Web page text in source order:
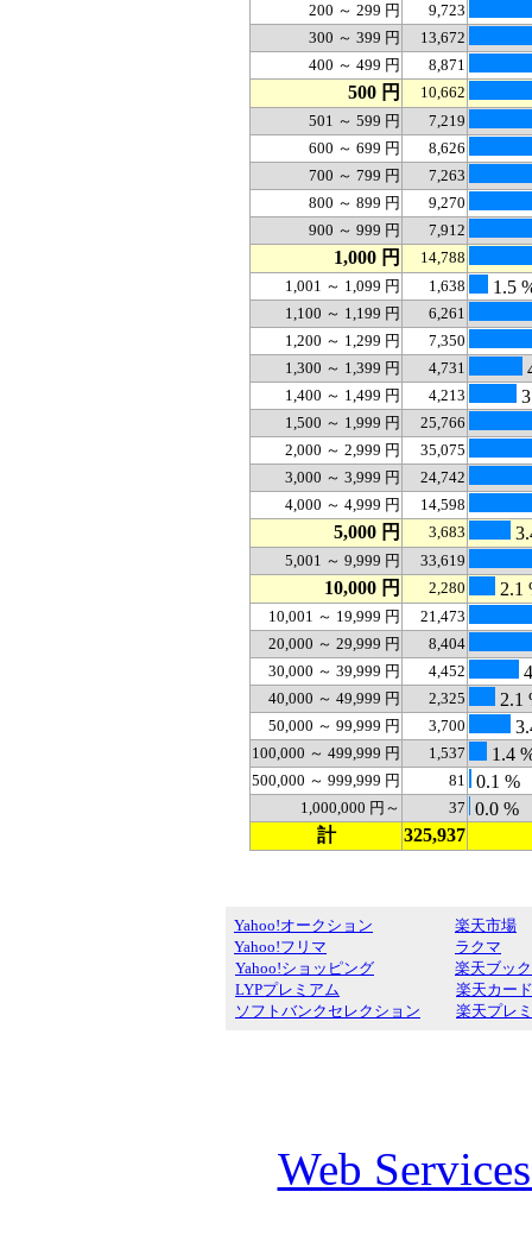
200 ～ 299 円
9,723
300 ～ 399 円
13,672
400 ～ 499 円
8,871
500 円
10,662
501 ～ 599 円
7,219
600 ～ 699 円
8,626
700 ～ 799 円
7,263
800 ～ 899 円
9,270
900 ～ 999 円
7,912
1,000 円
14,788
1,001 ～ 1,099 円
1,638 1.5
1,100 ～ 1,199 円
6,261
1,200 ～ 1,299 円
7,350
1,300 ～ 1,399 円
4,731
1,400 ～ 1,499 円 4,213
1,500 ～ 1,999 円
25,766
2,000 ～ 2,999 円
35,075
3,000 ～ 3,999 円
24,742
4,000 ～ 4,999 円
14,598
5,000 円 3,683
5,001 ～ 9,999 円 33,619
10,000 円 2,280 2.1
10,001 ～ 19,999 円
21,473
20,000 ～ 29,999 円
8,404
30,000 ～ 39,999 円
4,452
40,000 ～ 49,999 円 2,325 2.1
50,000 ～ 99,999 円 3,700
100,000 ～ 499,999 円 1,537 1.4
500,000 ～ 999,999 円 81 0.1 %
1,000,000 円～ 37 0.0 %
計
325,937
Yahoo!オークション
Yahoo!フリマ
Yahoo!ショッピング
LYPプレミアム
ソフトバンクセレクション
楽天市場
ラクマ
楽天ブッ
楽天カード
楽天プレ
Web